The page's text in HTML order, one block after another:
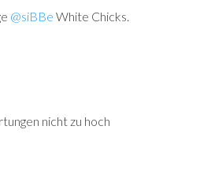
@siBBe ‍ White Chicks.
nicht zu hoch